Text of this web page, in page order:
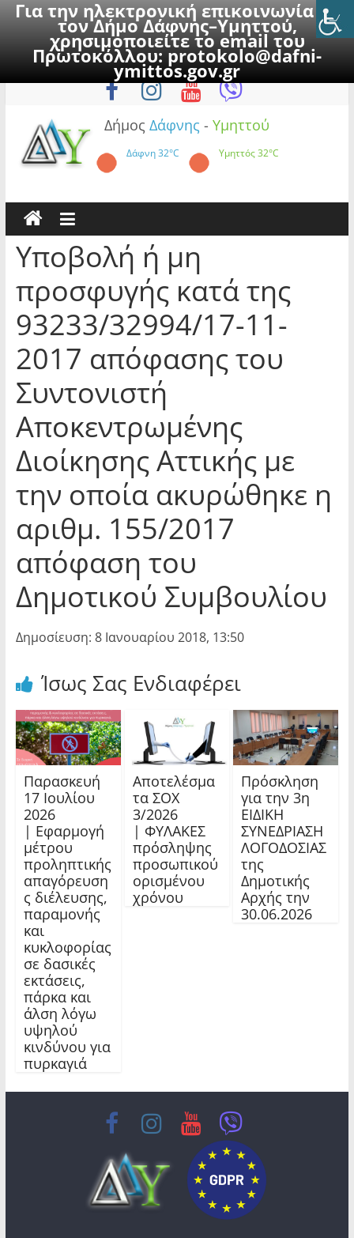
Για την ηλεκτρονική επικοινωνία με
τον Δήμο Δάφνης–Υμηττού,
χρησιμοποιείτε το email του
Πρωτοκόλλου:protokolo@dafni-
ymittos.gov.gr
to
Δευτέρα, 10 Αυγούστου 2026
Δήμος Δάφνης - Υμηττού
Δάφνη32°C Υμηττός32°C
Υποβολή ή μη
προσφυγής κατά της
93233/32994/17-11-
2017 απόφασης του
Συντονιστή
Αποκεντρωμένης
Διοίκησης Αττικής με
την οποία ακυρώθηκε η
αριθμ. 155/2017
απόφαση του
Δημοτικού Συμβουλίου
Δημοσίευση: 8 Ιανουαρίου 2018, 13:50
Ίσως Σας Ενδιαφέρει
Παρασκευή
17 Ιουλίου
2026
| Εφαρμογή
μέτρου
προληπτικής
απαγόρευση
ς διέλευσης,
παραμονής
και
κυκλοφορίας
σε δασικές
εκτάσεις,
πάρκα και
άλση λόγω
υψηλού
κινδύνου για
πυρκαγιά
Αποτελέσμα
τα ΣΟΧ
3/2026
| ΦΥΛΑΚΕΣ
πρόσληψης
προσωπικού
ορισμένου
χρόνου
Πρόσκληση
για την 3η
ΕΙΔΙΚΗ
ΣΥΝΕΔΡΙΑΣΗ
ΛΟΓΟΔΟΣΙΑΣ
της
Δημοτικής
Αρχής την
30.06.2026